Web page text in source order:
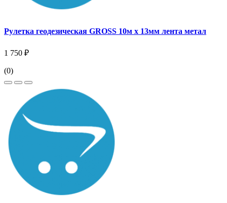
Рулетка геодезическая GROSS 10м х 13мм лента метал
1 750 ₽
(0)